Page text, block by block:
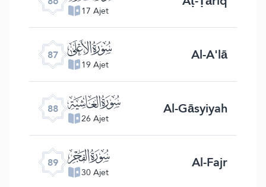
17 Ajet
87 ﰄ
19 Ajet Al-A'lā
88 ﰅ
26 Ajet Al-Gāsyiyah
89 ﰆ
30 Ajet Al-Fajr